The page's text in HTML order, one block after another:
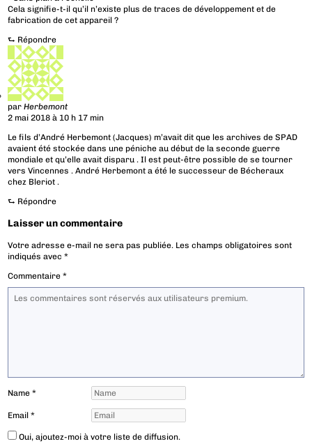
Cela signifie-t-il qu’il n’existe plus de traces de développement et de
fabrication de cet appareil ?
⮑ Répondre
parHerbemont
2 mai 2018 à 10 h 17 min
Le fils d’André Herbemont (Jacques) m’avait dit que les archives de SPAD
avaient été stockée dans une péniche au début de la seconde guerre
mondiale et qu’elle avait disparu . Il est peut-être possible de se tourner
vers Vincennes . André Herbemont a été le successeur de Bécheraux
chez Bleriot .
⮑ Répondre
Laisser un commentaire
Votre adresse e-mail ne sera pas publiée. Les champs obligatoires sont
indiqués avec*
Commentaire*
Name*
Email*
Oui, ajoutez-moi à votre liste de diffusion.